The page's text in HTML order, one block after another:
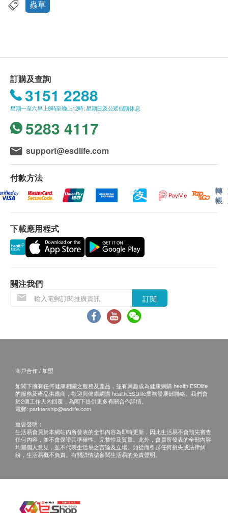
每日二次，每次一至二粒，溫水送服。打開膠囊，將
應最少有12個月或以上。
購買 鴻運貿易(國際)有限公司 產品總額滿
HK$500，即可享本地免費送貨服務。賬單總額未
滿HK$500需附加HK$30運費。
送貨服務不適用於偏遠地區及離島(例如馬灣、機
場、愉景灣、等地區)
我們將於確定訂單後1-3個工作天內安排發貨。
本公司之農歷新年假期將會於2026年2月16日(年廿
九)至2月24日(年初八)休息9天。直至2月25日(年初九)
則一切正常運作。
農曆新年送貨安排:
廿五)
新年期間，客人可照常下單購物，
定之訂單，將會於年假過後2月25日按下單時間先
不排除運送時間會因節日而有所影響。當八號烈風
訊號懸掛或黑色暴雨警告生效時，送貨服務時間將
受該訂單，並且會於送貨前透過電話或電郵通知顧
客再作安排。
退換條款：
當顧客收取已訂購之貨品時，有責任檢查貨品是否
有損毀情況，一經確認簽收，恕不接受退換。
退換產品必須包裝完整，如退換之產品有任何殘缺
如有其他損壞或遺漏查詢，顧客必須保留有效收據
運貿易(國際)有限公司 客戶服務部跟進。
蟲草
訂購及查詢
3151 2288
星期一至六早上9時至晚上12時; 星期日及公眾假期休息
5283 4117
support@esdlife.com
付款方法
轉
帳
下載應用程式
關注我們
訂閱
商戶合作 / 加盟
如閣下擁有任何健康相關之服務及產品，並有興趣成為健康網購 health.ESDlife
的服務及產品供應商，歡迎與健康網購 health.ESDlife業務發展部聯絡。我們會
於2個工作天內回覆，為閣下提供更多有關合作詳情。
電郵: partnership@esdlife.com
重要聲明：
生活易會員於本網站內所發表的全部內容為即時更新，因此生活易不會預先審查
任何內容，並不會保證其準確性、完整性及質量。此外，會員所發表的全部內容
均屬個人意見，並不代表生活易之言論及立場。如從而引起任何損失或法律糾
紛，生活易概不負責。有關詳情請參閱生活易的免責聲明。